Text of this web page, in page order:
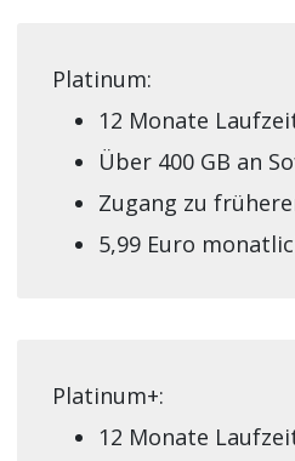
Platinum:
12 Monate
Über 400 GB an
Zugang zu
5,99 Euro
Platinum+:
12 Monate